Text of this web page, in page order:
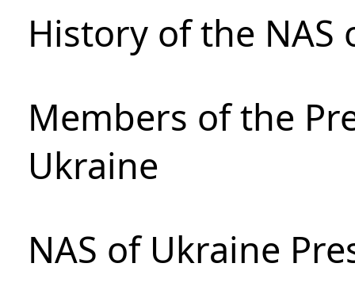
History of the NAS
Members of the
Ukraine
NAS of Ukraine